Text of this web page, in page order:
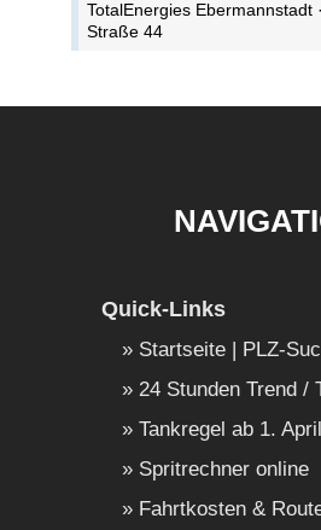
TotalEnergies Ebermannstadt
Straße 44
Quick-Links
Startseite | PLZ-
24 Stunden Trend /
Tankregel ab 1.
Spritrechner online
Fahrtkosten &